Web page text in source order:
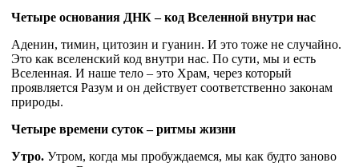
Четыре основания ДНК – код Вселенной внутри нас
Аденин, тимин, цитозин и гуанин. И это тоже не случайно.
Это как вселенский код внутри нас. По сути, мы и есть
Вселенная. И наше тело – это Храм, через который
проявляется Разум и он действует соответственно законам
природы.
Четыре времени суток – ритмы жизни
Утро. Утром, когда мы пробуждаемся, мы как будто заново